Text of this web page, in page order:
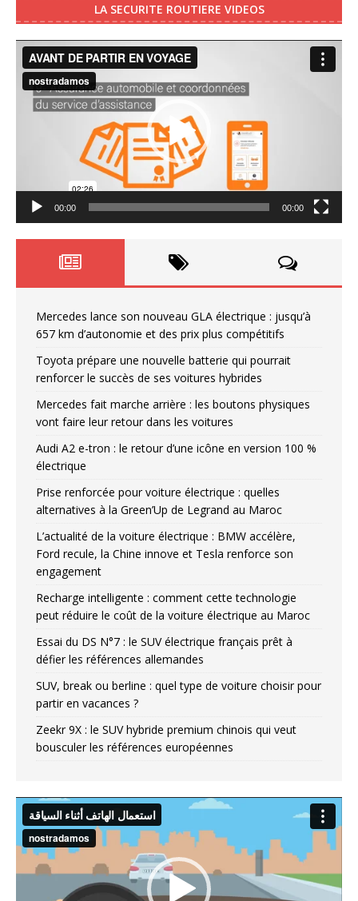
LA SECURITE ROUTIERE VIDEOS
Video
Player
00:00 00:00
Mercedes lance son nouveau GLA électrique : jusqu’à
657 km d’autonomie et des prix plus compétitifs
Toyota prépare une nouvelle batterie qui pourrait
renforcer le succès de ses voitures hybrides
Mercedes fait marche arrière : les boutons physiques
vont faire leur retour dans les voitures
Audi A2 e-tron : le retour d’une icône en version 100 %
électrique
Prise renforcée pour voiture électrique : quelles
alternatives à la Green’Up de Legrand au Maroc
L’actualité de la voiture électrique : BMW accélère,
Ford recule, la Chine innove et Tesla renforce son
engagement
Recharge intelligente : comment cette technologie
peut réduire le coût de la voiture électrique au Maroc
Essai du DS N°7 : le SUV électrique français prêt à
défier les références allemandes
SUV, break ou berline : quel type de voiture choisir pour
partir en vacances ?
Zeekr 9X : le SUV hybride premium chinois qui veut
bousculer les références européennes
Video
Player